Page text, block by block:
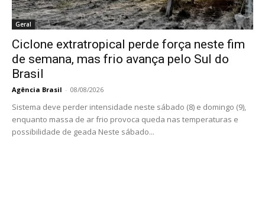
Geral
Ciclone extratropical perde força neste fim
de semana, mas frio avança pelo Sul do
Brasil
Agência Brasil - 08/08/2026
Sistema deve perder intensidade neste sábado (8) e domingo (9),
enquanto massa de ar frio provoca queda nas temperaturas e
possibilidade de geada Neste sábado...